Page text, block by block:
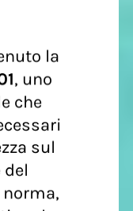
la
, uno
che
sul
norma,